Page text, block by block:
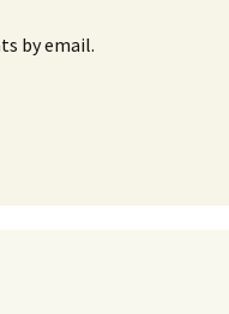
by email.